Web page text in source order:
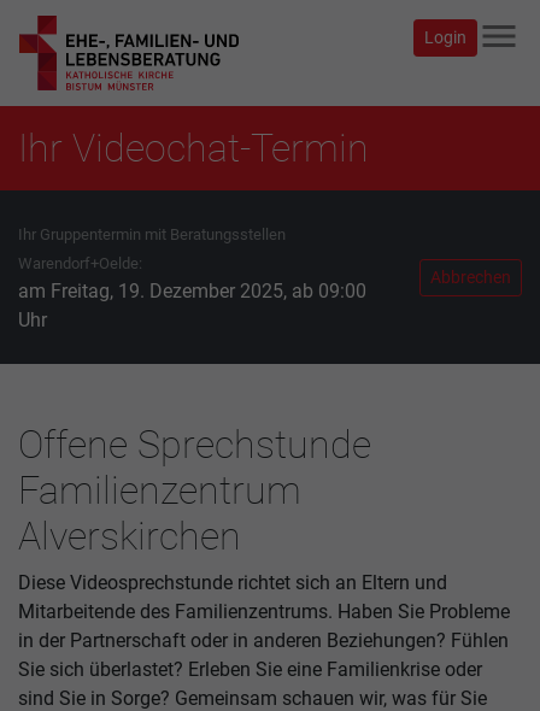
Login menu
Ihr Videochat-Termin
Ihr Gruppentermin mit Beratungsstellen
Warendorf+Oelde:
am Freitag, 19. Dezember 2025, ab 09:00
Uhr
Abbrechen
Offene Sprechstunde
Familienzentrum
Alverskirchen
Diese Videosprechstunde richtet sich an Eltern und
Mitarbeitende des Familienzentrums. Haben Sie Probleme
in der Partnerschaft oder in anderen Beziehungen? Fühlen
Sie sich überlastet? Erleben Sie eine Familienkrise oder
sind Sie in Sorge? Gemeinsam schauen wir, was für Sie